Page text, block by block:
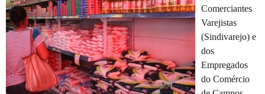
Comerciantes
Varejistas
(Sindivarejo) e
dos
Empregados
do Comércio